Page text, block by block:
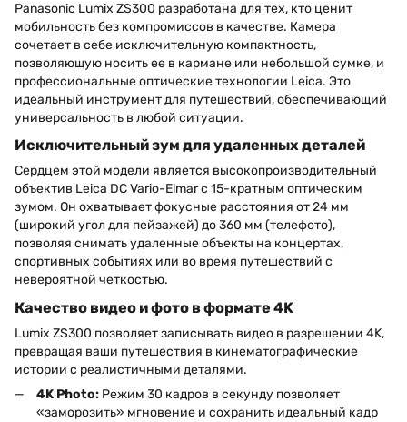
Panasonic Lumix ZS300 разработана для тех, кто ценит
мобильность без компромиссов в качестве. Камера
сочетает в себе исключительную компактность,
позволяющую носить ее в кармане или небольшой сумке, и
профессиональные оптические технологии Leica. Это
идеальный инструмент для путешествий, обеспечивающий
универсальность в любой ситуации.
Исключительный зум для удаленных деталей
Сердцем этой модели является высокопроизводительный
объектив Leica DC Vario-Elmar с 15-кратным оптическим
зумом. Он охватывает фокусные расстояния от 24 мм
(широкий угол для пейзажей) до 360 мм (телефото),
позволяя снимать удаленные объекты на концертах,
спортивных событиях или во время путешествий с
невероятной четкостью.
Качество видео и фото в формате 4K
Lumix ZS300 позволяет записывать видео в разрешении 4K,
превращая ваши путешествия в кинематографические
истории с реалистичными деталями.
4K Photo: Режим 30 кадров в секунду позволяет
«заморозить» мгновение и сохранить идеальный кадр